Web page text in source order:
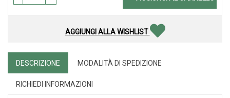
AGGIUNGI ALLA WISHLIST
DESCRIZIONE MODALITÀ DI SPEDIZIONE
RICHIEDI INFORMAZIONI